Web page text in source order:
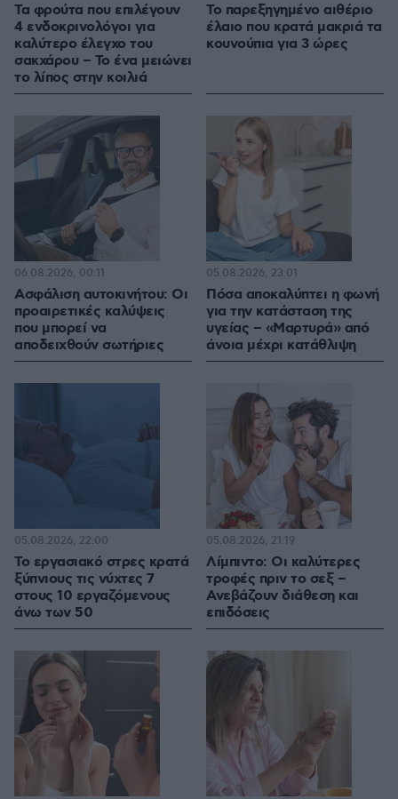
Τα φρούτα που επιλέγουν
4 ενδοκρινολόγοι για
καλύτερο έλεγχο του
σακχάρου – Το ένα μειώνει
το λίπος στην κοιλιά
Το παρεξηγημένο αιθέριο
έλαιο που κρατά μακριά τα
κουνούπια για 3 ώρες
Ασφάλιση αυτοκινήτου: Οι
προαιρετικές καλύψεις
που μπορεί να
αποδειχθούν σωτήριες
06.08.2026, 00:11
Πόσα αποκαλύπτει η φωνή
για την κατάσταση της
υγείας – «Μαρτυρά» από
άνοια μέχρι κατάθλιψη
05.08.2026, 23:01
Το εργασιακό στρες κρατά
ξύπνιους τις νύχτες 7
στους 10 εργαζόμενους
άνω των 50
05.08.2026, 22:00
Λίμπιντο: Οι καλύτερες
τροφές πριν το σεξ –
Ανεβάζουν διάθεση και
επιδόσεις
05.08.2026, 21:19